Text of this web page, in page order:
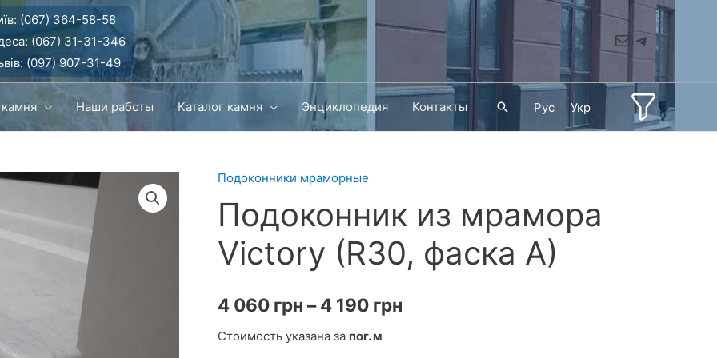
(067) 364-58-58
(067) 31-31-346
(097) 907-31-49
MailTelegram
Наши работы Каталог камня Энциклопедия Контакты ПоискРус Укр
Подоконники мраморные
Подоконник из мрамора
Victory (R30, фаска A)
4 060 грн – 4 190 грн
Стоимость указана за пог. м